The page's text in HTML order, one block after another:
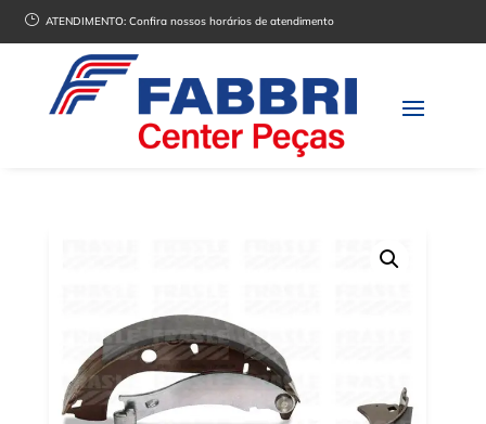
} ATENDIMENTO:Confira nossos horários de atendimento